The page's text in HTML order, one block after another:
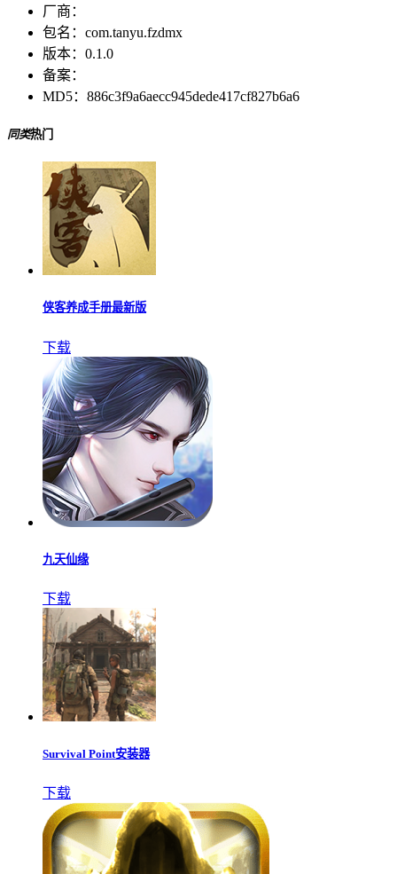
厂商：
包名： com.tanyu.fzdmx
版本： 0.1.0
备案：
MD5： 886c3f9a6aecc945dede417cf827b6a6
同类热门
侠客养成手册最新版
下载
九天仙缘
下载
Survival Point安装器
下载